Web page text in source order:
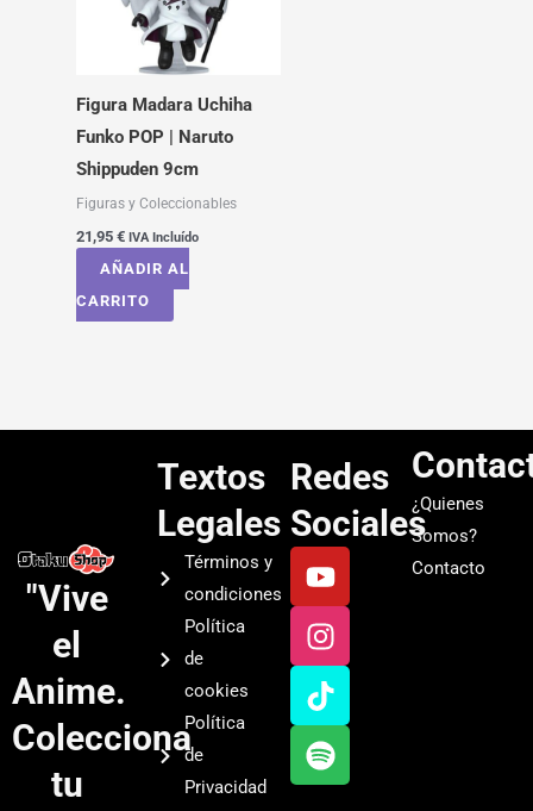
Figura Madara Uchiha
Funko POP | Naruto
Shippuden 9cm
Figuras y Coleccionables
21,95 € IVA Incluído
AÑADIR AL
CARRITO
"Vive
el
Anime.
Colecciona
tu
Textos
Legales
Términos y
condiciones
Política
de
cookies
Política
de
Privacidad
Redes
Sociales
Y
o
u
t
u
b
e
I
n
s
t
a
g
r
a
T
i
k
t
o
k
S
p
o
t
i
f
y
¿Quienes
Somos?
Contacto